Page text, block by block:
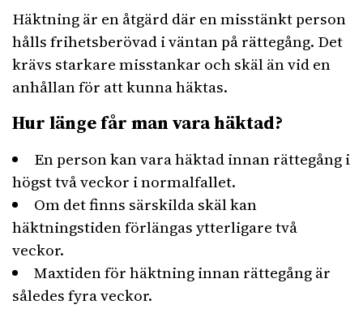
Häktning är en åtgärd där en misstänkt person
hålls frihetsberövad i väntan på rättegång. Det
krävs starkare misstankar och skäl än vid en
anhållan för att kunna häktas.
Hur länge får man vara häktad?
En person kan vara häktad innan rättegång i
högst två veckor i normalfallet.
Om det finns särskilda skäl kan
häktningstiden förlängas ytterligare två
veckor.
Maxtiden för häktning innan rättegång är
således fyra veckor.